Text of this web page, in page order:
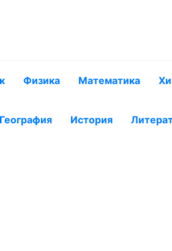
Физика Математика
География История